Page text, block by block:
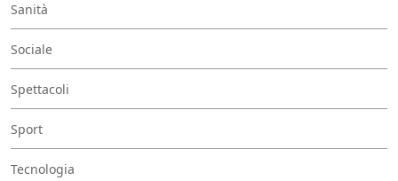
Sanità
Sociale
Spettacoli
Sport
Tecnologia